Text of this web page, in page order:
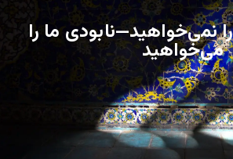
نمی‌خواهید—نابودی ما را
می‌خواهید